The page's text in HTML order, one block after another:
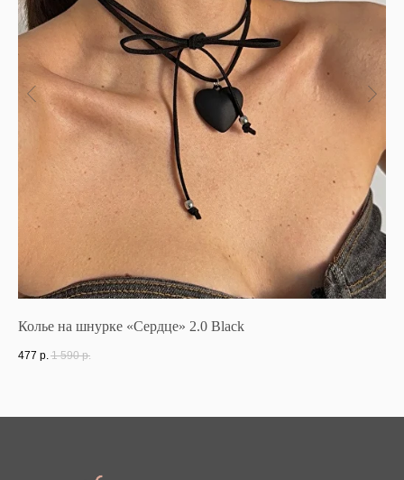
Колье на шнурке «Сердце» 2.0 Black
477 р. 1 590 р.